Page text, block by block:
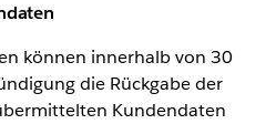
können innerhalb von 30
die Rückgabe der
Kundendaten